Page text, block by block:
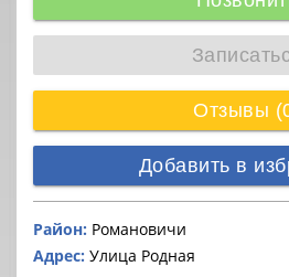
Отзывы
Добавить в
Район: Романовичи
Адрес: Улица Родная